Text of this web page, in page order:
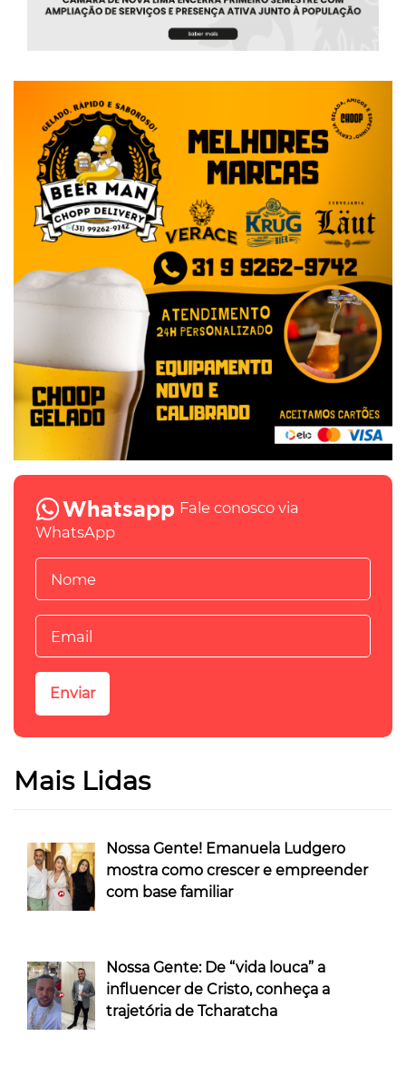
Fale conosco via
WhatsApp
Mais Lidas
Nossa Gente! Emanuela Ludgero
mostra como crescer e empreender
com base familiar
Nossa Gente: De “vida louca” a
influencer de Cristo, conheça a
trajetória de Tcharatcha